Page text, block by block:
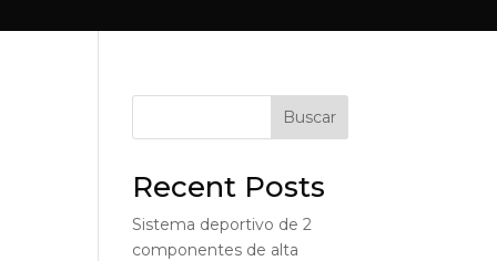
Buscar
Recent Posts
Sistema deportivo de 2
componentes de alta